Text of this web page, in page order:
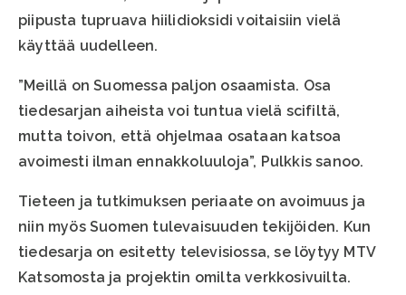
piipusta tupruava hiilidioksidi voitaisiin vielä
käyttää uudelleen.
”Meillä on Suomessa paljon osaamista. Osa
tiedesarjan aiheista voi tuntua vielä scifiltä,
mutta toivon, että ohjelmaa osataan katsoa
avoimesti ilman ennakkoluuloja”, Pulkkis sanoo.
Tieteen ja tutkimuksen periaate on avoimuus ja
niin myös Suomen tulevaisuuden tekijöiden. Kun
tiedesarja on esitetty televisiossa, se löytyy MTV
Katsomosta ja projektin omilta verkkosivuilta.